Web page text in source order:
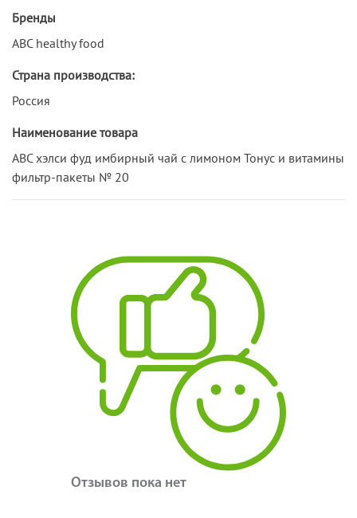
Бренды
ABC healthy food
Страна производства:
Россия
Наименование товара
АВС хэлси фуд имбирный чай с лимоном Тонус и витамины
фильтр-пакеты № 20
Отзывов пока нет